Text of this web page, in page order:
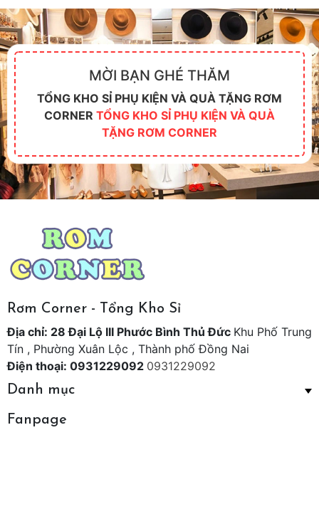
MỜI BẠN GHÉ THĂM
TỔNG KHO SỈ PHỤ KIỆN VÀ QUÀ TẶNG RƠM
CORNER TỔNG KHO SỈ PHỤ KIỆN VÀ QUÀ
TẶNG RƠM CORNER
Rơm Corner - Tổng Kho Sỉ
Địa chỉ: 28 Đại Lộ III Phước Bình Thủ Đức Khu Phố Trung
Tín , Phường Xuân Lộc , Thành phố Đồng Nai
Điện thoại: 0931229092 0931229092
Danh mục
Fanpage